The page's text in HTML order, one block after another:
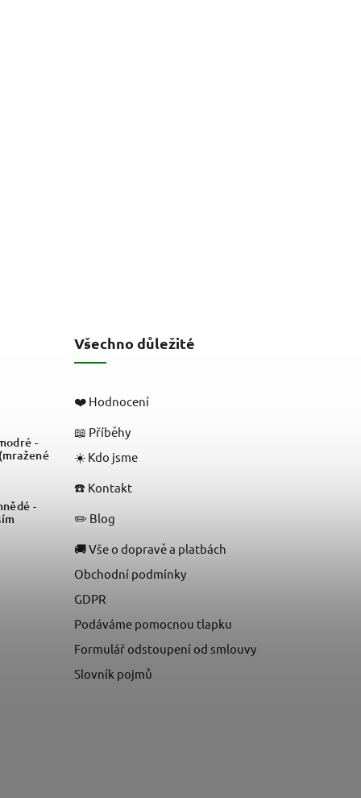
-
-
Všechno důležité
❤️ Hodnocení
📖 Příběhy
☀️ Kdo jsme
☎️ Kontakt
✏️ Blog
🚚 Vše o dopravě a platbách
Obchodní podmínky
GDPR
Podáváme pomocnou tlapku
Formulář odstoupení od smlouvy
Slovník pojmů